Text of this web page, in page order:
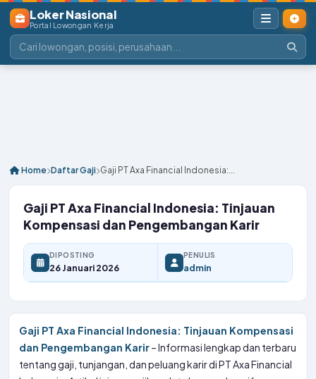
Loker Nasional
Portal Lowongan Kerja
Home Daftar Gaji Gaji PT Axa Financial Indonesia:...
Gaji PT Axa Financial Indonesia: Tinjauan
Kompensasi dan Pengembangan Karir
DIPOSTING
26 Januari 2026
PENULIS
admin
Gaji PT Axa Financial Indonesia: Tinjauan Kompensasi
dan Pengembangan Karir– Informasi lengkap dan terbaru
tentang gaji, tunjangan, dan peluang karir di PT Axa Financial